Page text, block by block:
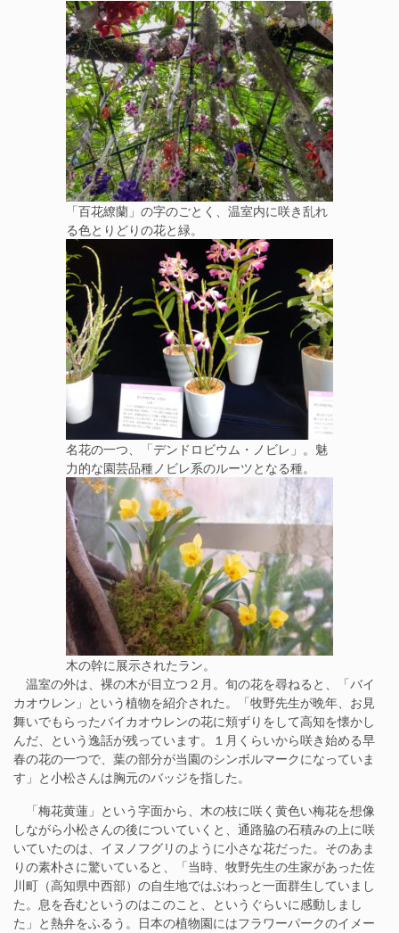
「百花繚蘭」の字のごとく、温室内に咲き乱れ
る色とりどりの花と緑。
名花の一つ、「デンドロビウム・ノビレ」。魅
力的な園芸品種ノビレ系のルーツとなる種。
木の幹に展示されたラン。
温室の外は、裸の木が目立つ２月。旬の花を尋ねると、「バイ
カオウレン」という植物を紹介された。「牧野先生が晩年、お見
舞いでもらったバイカオウレンの花に頬ずりをして高知を懐かし
んだ、という逸話が残っています。１月くらいから咲き始める早
春の花の一つで、葉の部分が当園のシンボルマークになっていま
す」と小松さんは胸元のバッジを指した。
「梅花黄蓮」という字面から、木の枝に咲く黄色い梅花を想像
しながら小松さんの後についていくと、通路脇の石積みの上に咲
いていたのは、イヌノフグリのように小さな花だった。そのあま
りの素朴さに驚いていると、「当時、牧野先生の生家があった佐
川町（高知県中西部）の自生地ではぶわっと一面群生していまし
た。息を呑むというのはこのこと、というぐらいに感動しまし
た」と熱弁をふるう。日本の植物園にはフラワーパークのイメー